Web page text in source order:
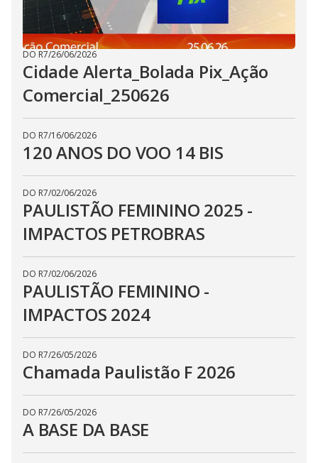
DO R7/26/06/2026
Cidade Alerta_Bolada Pix_Ação
Comercial_250626
DO R7/16/06/2026
120 ANOS DO VOO 14 BIS
DO R7/02/06/2026
PAULISTÃO FEMININO 2025 -
IMPACTOS PETROBRAS
DO R7/02/06/2026
PAULISTÃO FEMININO -
IMPACTOS 2024
DO R7/26/05/2026
Chamada Paulistão F 2026
DO R7/26/05/2026
A BASE DA BASE